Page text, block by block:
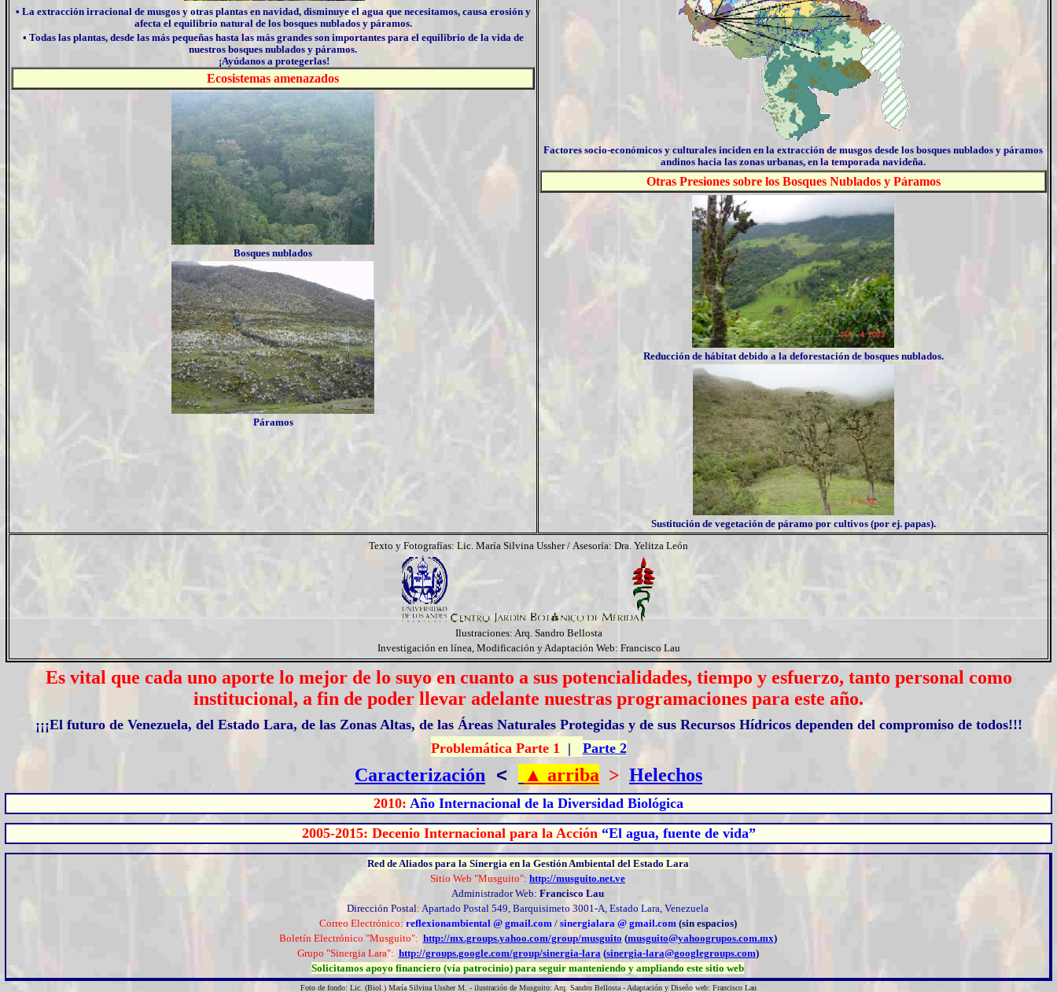
• La extracción irracional de musgos y otras plantas en navidad, disminuye el agua que necesitamos, causa erosión y
afecta el equilibrio natural de los bosques nublados y páramos.
• Todas las plantas, desde las más pequeñas hasta las más grandes son importantes para el equilibrio de la vida de
nuestros bosques nublados y páramos.
¡Ayúdanos a protegerlas!
Ecosistemas amenazados
Bosques nublados
Páramos
Factores socio-económicos y culturales inciden en la extracción de musgos desde los bosques nublados y páramos
andinos hacia las zonas urbanas, en la temporada navideña.
Otras Presiones sobre los Bosques Nublados y Páramos
Reducción de hábitat debido a la deforestación de bosques nublados.
Sustitución de vegetación de páramo por cultivos (por ej. papas).
Texto y Fotografías: Lic. María Silvina Ussher / Asesoría: Dra. Yelitza León
Ilustraciones: Arq. Sandro Bellosta
Investigación en línea, Modificación y Adaptación Web: Francisco Lau
Es vital que cada uno aporte lo mejor de lo suyo en cuanto a sus potencialidades, tiempo y esfuerzo, tanto personal como
institucional, a fin de poder llevar adelante nuestras programaciones para este año.
¡¡¡El futuro de Venezuela, del Estado Lara, de las Zonas Altas, de las Áreas Naturales Protegidas y de sus Recursos Hídricos dependen del compromiso de todos!!!
Problemática Parte 1
| Parte 2
Caracterización < ▲ arriba > Helechos
2010: Año Internacional de la Diversidad Biológica
2005-2015: Decenio Internacional para la Acción “El agua, fuente de vida”
Red de Aliados para la Sinergia en la Gestión Ambiental del Estado Lara
Sitio Web "Musguito": http://musguito.net.ve
Administrador Web: Francisco Lau
Dirección Postal: Apartado Postal 549, Barquisimeto 3001-A, Estado Lara, Venezuela
Correo Electrónico: reflexionambiental @ gmail.com / sinergialara @ gmail.com (sin espacios)
Boletín Electrónico "Musguito": http://mx.groups.yahoo.com/group/musguito (musguito@yahoogrupos.com.mx)
Grupo "Sinergia Lara": http://groups.google.com/group/sinergia-lara (sinergia-lara@googlegroups.com)
Solicitamos apoyo financiero (vía patrocinio) para seguir manteniendo y ampliando este sitio web
Foto de fondo: Lic. (Biol.) María Silvina Ussher M. - ilustración de Musguito: Arq. Sandro Bellosta - Adaptación y Diseño web: Francisco Lau